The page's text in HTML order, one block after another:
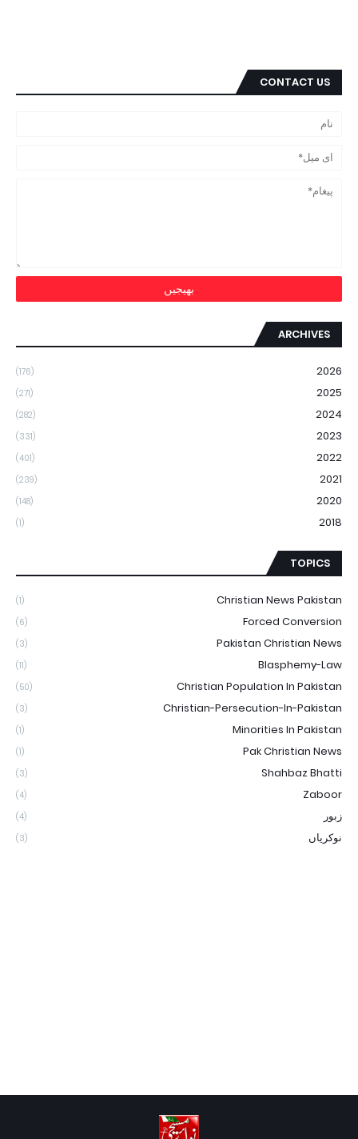
CONTACT US
ARCHIVES
2026
(176)
2025
(271)
2024
(282)
2023
(331)
2022
(401)
2021
(239)
2020
(148)
2018
(1)
TOPICS
Christian News Pakistan
(1)
Forced Conversion
(6)
Pakistan Christian News
(3)
Blasphemy-Law
(11)
Christian Population In Pakistan
(50)
Christian-Persecution-In-Pakistan
(3)
Minorities In Pakistan
(1)
Pak Christian News
(1)
Shahbaz Bhatti
(3)
Zaboor
(4)
زبور (4)
نوکریاں (3)